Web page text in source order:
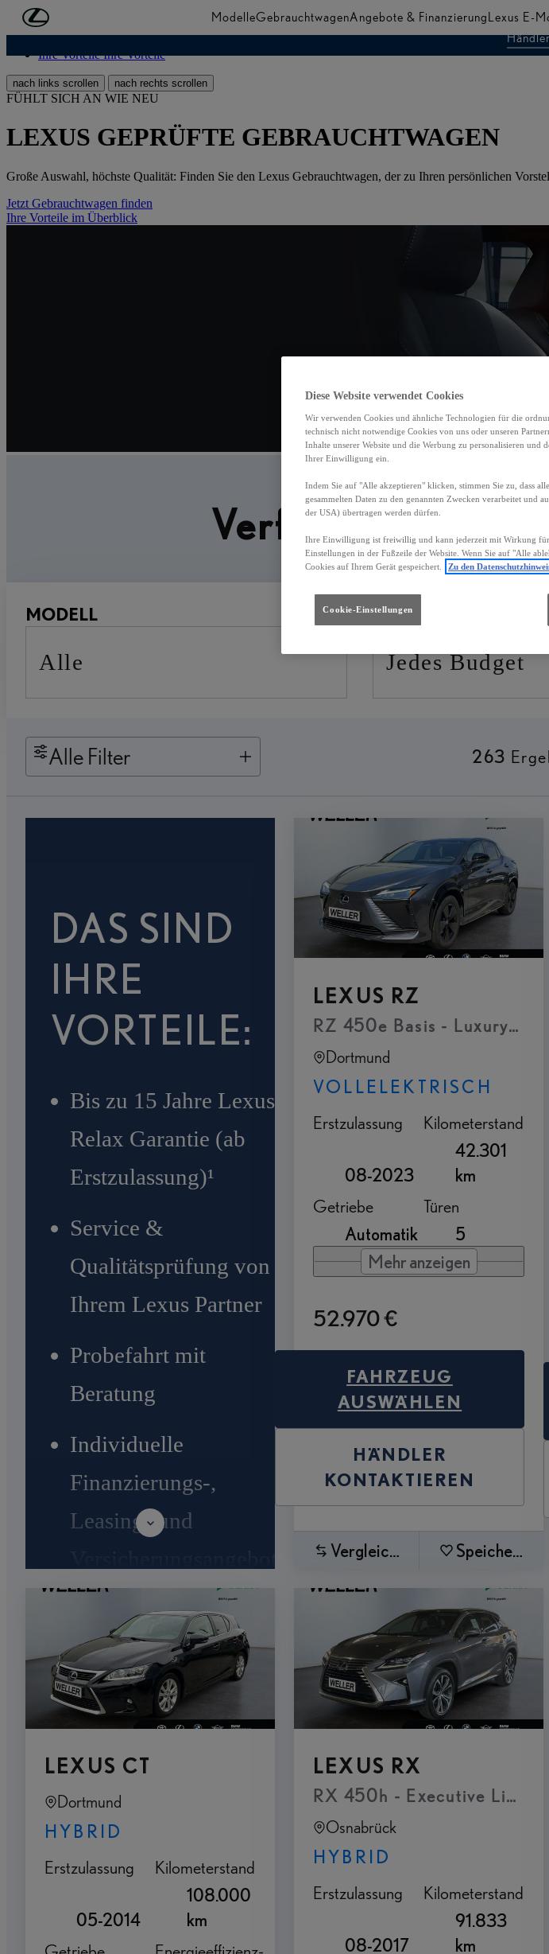
Zum Hauptinhalt springen (Eingabetaste drücken)
ModelleGebrauchtwagenAngebote & FinanzierungLexus E-
Ihre VorteileIhre Vorteile
nach links scrollen nach rechts scrollen
FÜHLT SICH AN WIE NEU
LEXUS GEPRÜFTE GEBRAUCHTWAGEN
Große Auswahl, höchste Qualität: Finden Sie den Lexus Gebrauchtwagen, der zu Ihren persönlichen
Jetzt Gebrauchtwagen finden
Ihre Vorteile im Überblick
Verfügbare
MODELL
Alle
PREIS
Jedes Budget
Alle Filter 263
DAS SIND
IHRE
VORTEILE:
Bis zu 15 Jahre Lexus
Relax Garantie (ab
Erstzulassung)¹
Service &
Qualitätsprüfung von
Ihrem Lexus Partner
Probefahrt mit
Beratung
Individuelle
Finanzierungs-,
Leasing- und
Inzahlungnahme aller
Marken²
10 Tage
Umtauschrecht³
LEXUS RZ
RZ 450e Basis - Luxury
Dortmund
VOLLELEKTRISCH
Erstzulassung
08-2023
Kilometerstand
42.301
km
Getriebe
Automatik
Türen
5
Mehr anzeigen
52.970 €
FAHRZEUG
AUSWÄHLEN
HÄNDLER
KONTAKTIEREN
Vergleichen Speichern
LEXUS CT
Dortmund
HYBRID
Erstzulassung
05-2014
Kilometerstand
108.000
km
LEXUS RX
RX 450h - Executive Line -
Osnabrück
HYBRID
Erstzulassung
08-2017
Kilometerstand
91.833
km
Diese Website verwendet Cookies
Wir verwenden Cookies und ähnliche Technologien für die
technisch nicht notwendige Cookies von uns oder unseren
Inhalte unserer Website und die Werbung zu personalisieren und
Ihrer Einwilligung ein.
Indem Sie auf "Alle akzeptieren" klicken, stimmen Sie zu, dass
gesammelten Daten zu den genannten Zwecken verarbeitet und
der USA) übertragen werden dürfen.
Ihre Einwilligung ist freiwillig und kann jederzeit mit Wirkung
Einstellungen in der Fußzeile der Website. Wenn Sie auf "Alle
Cookies auf Ihrem Gerät gespeichert.
Zu den
Cookie-Einstellungen